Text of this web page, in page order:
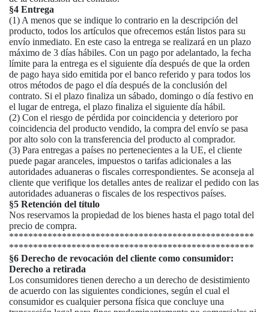
§4 Entrega
(1) A menos que se indique lo contrario en la descripción del
producto, todos los artículos que ofrecemos están listos para su
envío inmediato. En este caso la entrega se realizará en un plazo
máximo de 3 días hábiles. Con un pago por adelantado, la fecha
límite para la entrega es el siguiente día después de que la orden
de pago haya sido emitida por el banco referido y para todos los
otros métodos de pago el día después de la conclusión del
contrato. Si el plazo finaliza un sábado, domingo o día festivo en
el lugar de entrega, el plazo finaliza el siguiente día hábil.
(2) Con el riesgo de pérdida por coincidencia y deterioro por
coincidencia del producto vendido, la compra del envío se pasa
por alto solo con la transferencia del producto al comprador.
(3) Para entregas a países no pertenecientes a la UE, el cliente
puede pagar aranceles, impuestos o tarifas adicionales a las
autoridades aduaneras o fiscales correspondientes. Se aconseja al
cliente que verifique los detalles antes de realizar el pedido con las
autoridades aduaneras o fiscales de los respectivos países.
§5 Retención del título
Nos reservamos la propiedad de los bienes hasta el pago total del
precio de compra.
***************************************************
***************************************************
§6 Derecho de revocación del cliente como consumidor:
Derecho a retirada
Los consumidores tienen derecho a un derecho de desistimiento
de acuerdo con las siguientes condiciones, según el cual el
consumidor es cualquier persona física que concluye una